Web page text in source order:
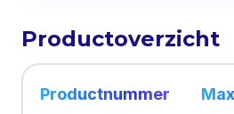
Productoverzicht
Productnummer